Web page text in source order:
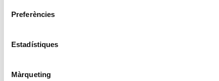
Preferències
Estadístiques
Màrqueting
que van acompanyar les seves carreres han estat
El director artístic de la Fundació ONCA, Albert Gumí, ha